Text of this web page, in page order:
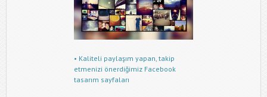
• Kaliteli paylaşım yapan, takip
etmenizi önerdiğimiz Facebook
tasarım sayfaları